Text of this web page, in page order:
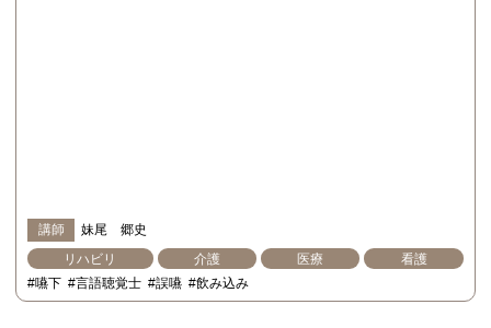
講師
妹尾 郷史
リハビリ
介護 医療
看護
#嚥下 #言語聴覚士 #誤嚥 #飲み込み